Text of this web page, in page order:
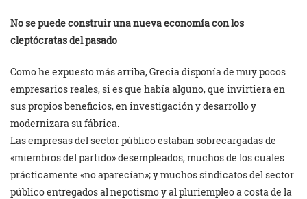
No se puede construir una nueva economía con los
cleptócratas del pasado
Como he expuesto más arriba, Grecia disponía de muy pocos
empresarios reales, si es que había alguno, que invirtiera en
sus propios beneficios, en investigación y desarrollo y
modernizara su fábrica.
Las empresas del sector público estaban sobrecargadas de
«miembros del partido» desempleados, muchos de los cuales
prácticamente «no aparecían»; y muchos sindicatos del sector
público entregados al nepotismo y al pluriempleo a costa de la